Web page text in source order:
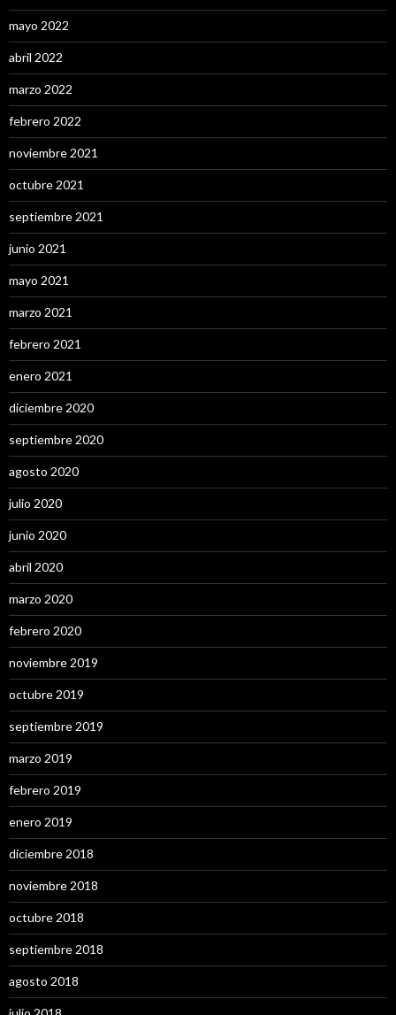
mayo 2022
abril 2022
marzo 2022
febrero 2022
noviembre 2021
octubre 2021
septiembre 2021
junio 2021
mayo 2021
marzo 2021
febrero 2021
enero 2021
diciembre 2020
septiembre 2020
agosto 2020
julio 2020
junio 2020
abril 2020
marzo 2020
febrero 2020
noviembre 2019
octubre 2019
septiembre 2019
marzo 2019
febrero 2019
enero 2019
diciembre 2018
noviembre 2018
octubre 2018
septiembre 2018
agosto 2018